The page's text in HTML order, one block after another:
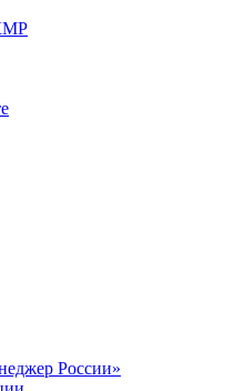
России»